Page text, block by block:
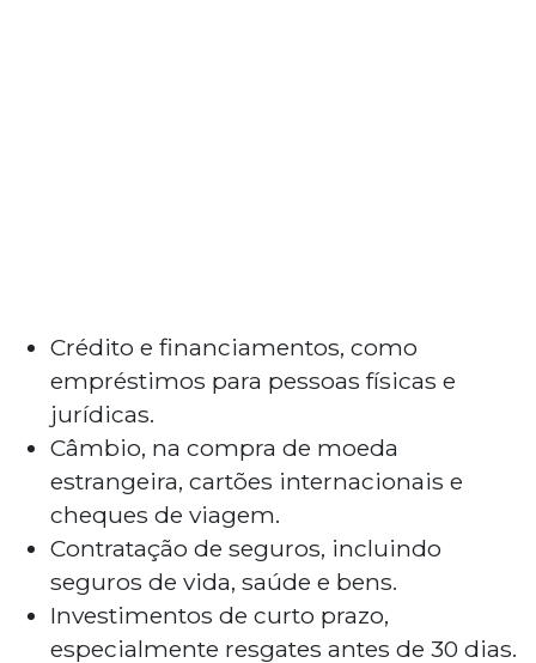
Crédito e financiamentos, como
empréstimos para pessoas físicas e
jurídicas.
Câmbio, na compra de moeda
estrangeira, cartões internacionais e
cheques de viagem.
Contratação de seguros, incluindo
seguros de vida, saúde e bens.
Investimentos de curto prazo,
especialmente resgates antes de 30 dias.